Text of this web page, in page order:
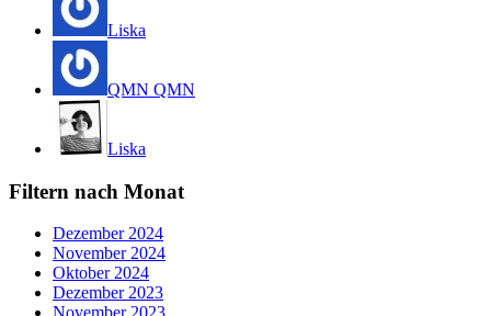
Liska
QMN QMN
Liska
Filtern nach Monat
Dezember 2024
November 2024
Oktober 2024
Dezember 2023